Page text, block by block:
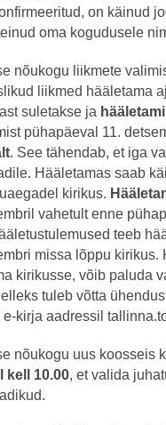
on käinud
oma kogudusele
nõukogu liikmete
liikmed hääletama
suletakse ja
pühapäeval 11.
. See tähendab, et iga
Hääletamas saab
kirikus.
vahetult enne
teeb
missa lõppu
kirikusse, võib paluda
tuleb võtta
kirja aadressil
nõukogu uus koosseis
kell 10.00, et valida